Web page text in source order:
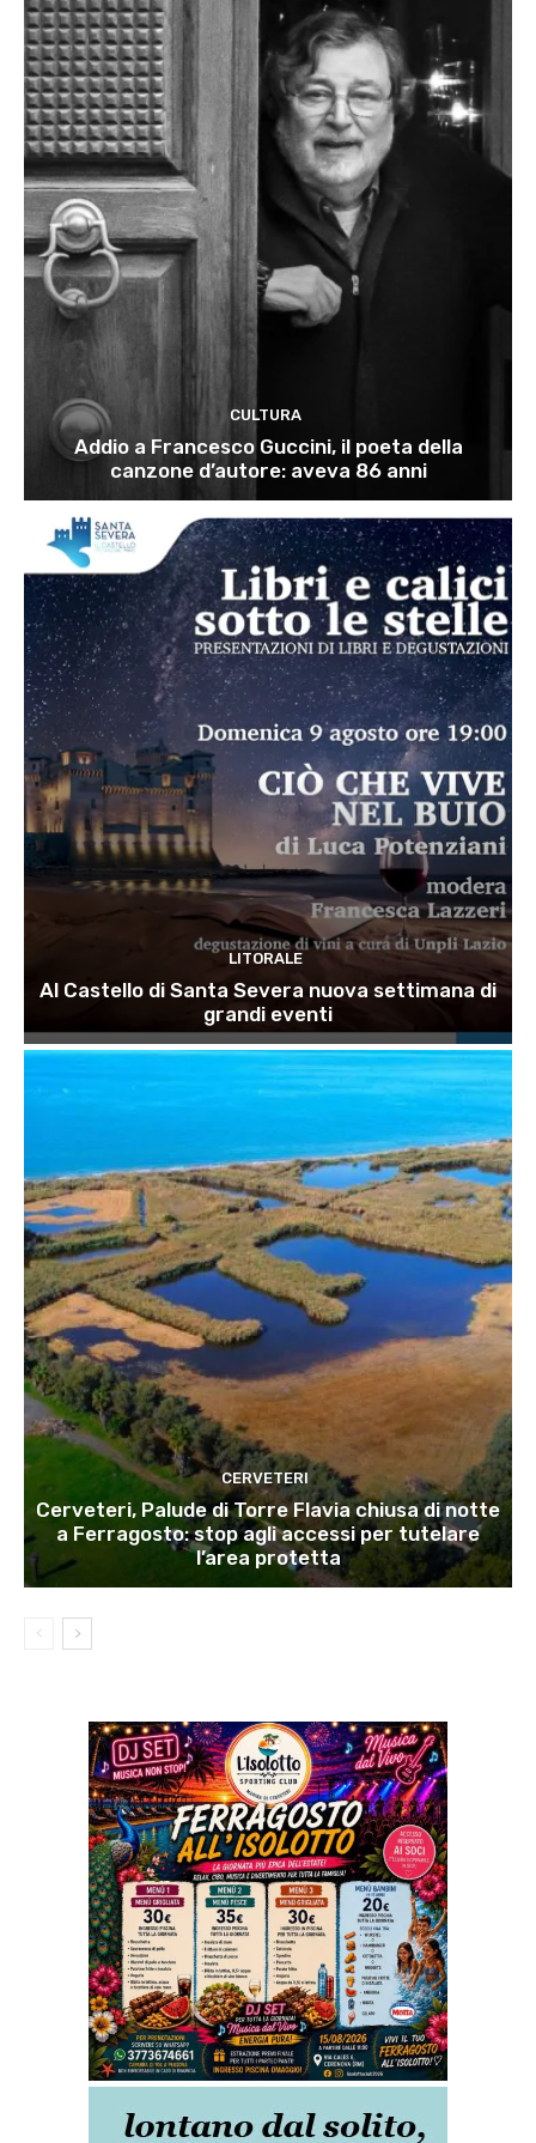
CULTURA
Addio a Francesco Guccini, il poeta della
canzone d’autore: aveva 86 anni
LITORALE
Al Castello di Santa Severa nuova settimana di
grandi eventi
CERVETERI
Cerveteri, Palude di Torre Flavia chiusa di notte
a Ferragosto: stop agli accessi per tutelare
l’area protetta